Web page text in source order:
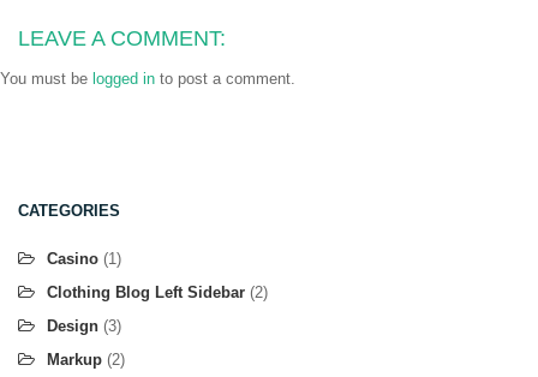
LEAVE A COMMENT:
You must be logged in to post a comment.
CATEGORIES
Casino (1)
Clothing Blog Left Sidebar (2)
Design (3)
Markup (2)